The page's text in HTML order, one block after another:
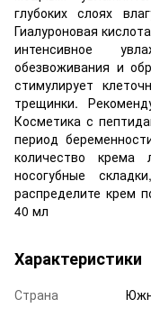
глубоких слоях
Гиалуроновая
интенсивное
обезвоживания и
стимулирует
трещинки.
Косметика с
период
количество крема
носогубные
распределите крем
40 мл
Характеристики
Страна